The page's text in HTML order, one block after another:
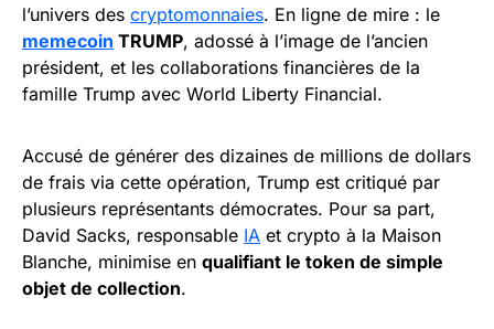
l’univers des cryptomonnaies. En ligne de mire : le
memecoin TRUMP, adossé à l’image de l’ancien
président, et les collaborations financières de la
famille Trump avec World Liberty Financial.
Accusé de générer des dizaines de millions de dollars
de frais via cette opération, Trump est critiqué par
plusieurs représentants démocrates. Pour sa part,
David Sacks, responsable IA et crypto à la Maison
Blanche, minimise en qualifiant le token de simple
objet de collection.